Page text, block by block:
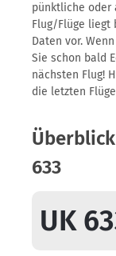
pünktliche oder
Flug/Flüge liegt
Daten vor.
Sie schon bald
nächsten Flug!
die letzten
633
UK